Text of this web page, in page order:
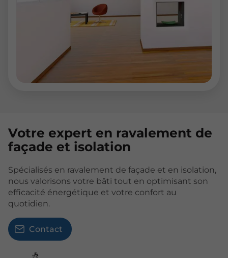
Votre expert en ravalement de
façade et isolation
Spécialisés en ravalement de façade et en isolation,
nous valorisons votre bâti tout en optimisant son
efficacité énergétique et votre confort au
quotidien.
Contact